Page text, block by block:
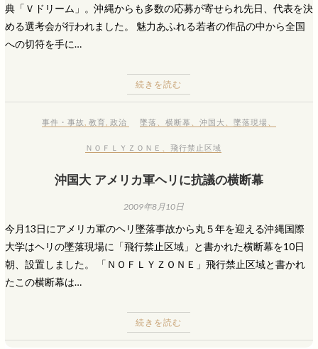
典「Ｖドリーム」。沖縄からも多数の応募が寄せられ先日、代表を決
める選考会が行われました。 魅力あふれる若者の作品の中から全国
への切符を手に…
続きを読む
事件・事故 教育 政治 墜落 横断幕 沖国大 墜落現場
ＮＯＦＬＹＺＯＮＥ 、飛行禁止区域
沖国大 アメリカ軍ヘリに抗議の横断幕
2009年8月10日
今月13日にアメリカ軍のヘリ墜落事故から丸５年を迎える沖縄国際
大学はヘリの墜落現場に「飛行禁止区域」と書かれた横断幕を10日
朝、設置しました。 「ＮＯＦＬＹＺＯＮＥ」飛行禁止区域と書かれ
たこの横断幕は…
続きを読む